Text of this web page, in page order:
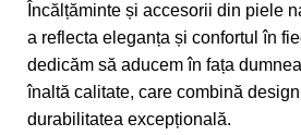
Încălțăminte și accesorii din piele
a reflecta eleganța și confortul în
dedicăm să aducem în fața
înaltă calitate, care combină
durabilitatea excepțională.